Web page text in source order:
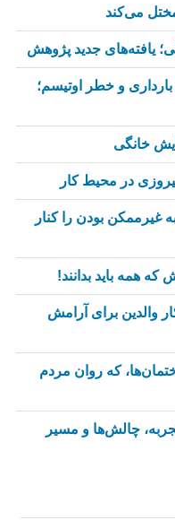
می‌کند
یافته‌های جدید پژوهش
و خطر اوتیسم؛
خانگی
در محیط کار
غیرممکن بودن را کنار
همه باید بدانند!
والدین برای آرامش
که روان مردم
چالش‌ها و مسیر